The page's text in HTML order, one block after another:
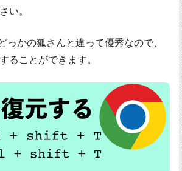
い。
っかの狐さんと違って優秀なので、
ることができます。